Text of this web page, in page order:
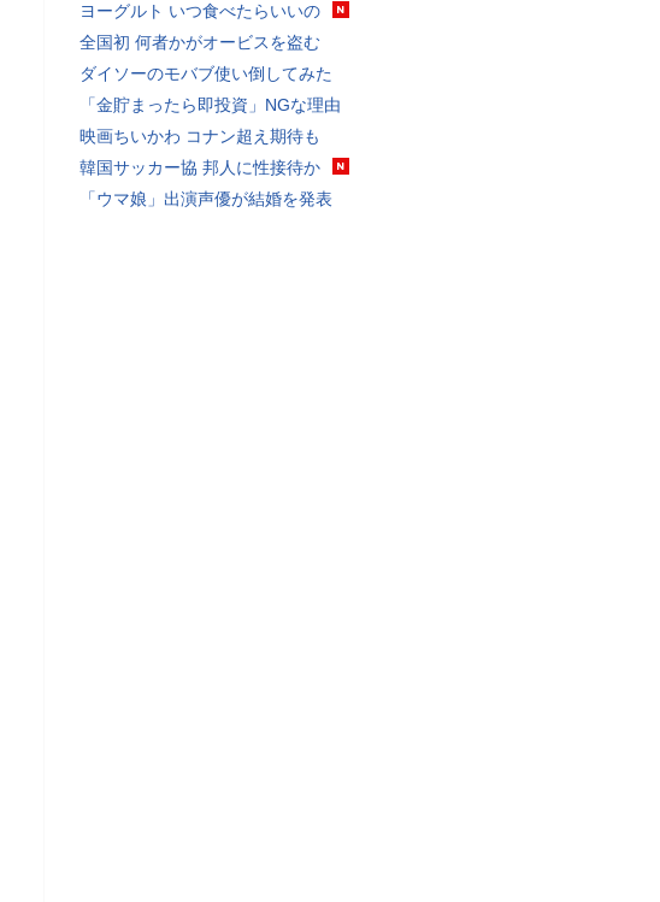
ヨーグルト いつ食べたらいいの
全国初 何者かがオービスを盗む
ダイソーのモバブ使い倒してみた
「金貯まったら即投資」NGな理由
映画ちいかわ コナン超え期待も
韓国サッカー協 邦人に性接待か
「ウマ娘」出演声優が結婚を発表